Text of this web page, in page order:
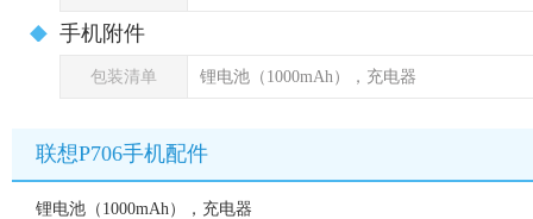
手机附件
包装清单 锂电池（1000mAh），充电器
联想P706手机配件
锂电池（1000mAh），充电器